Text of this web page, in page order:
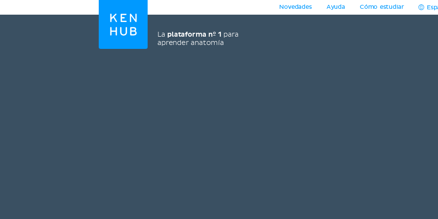
La plataforma nº 1 para
aprender anatomía
Novedades Ayuda Cómo estudiar